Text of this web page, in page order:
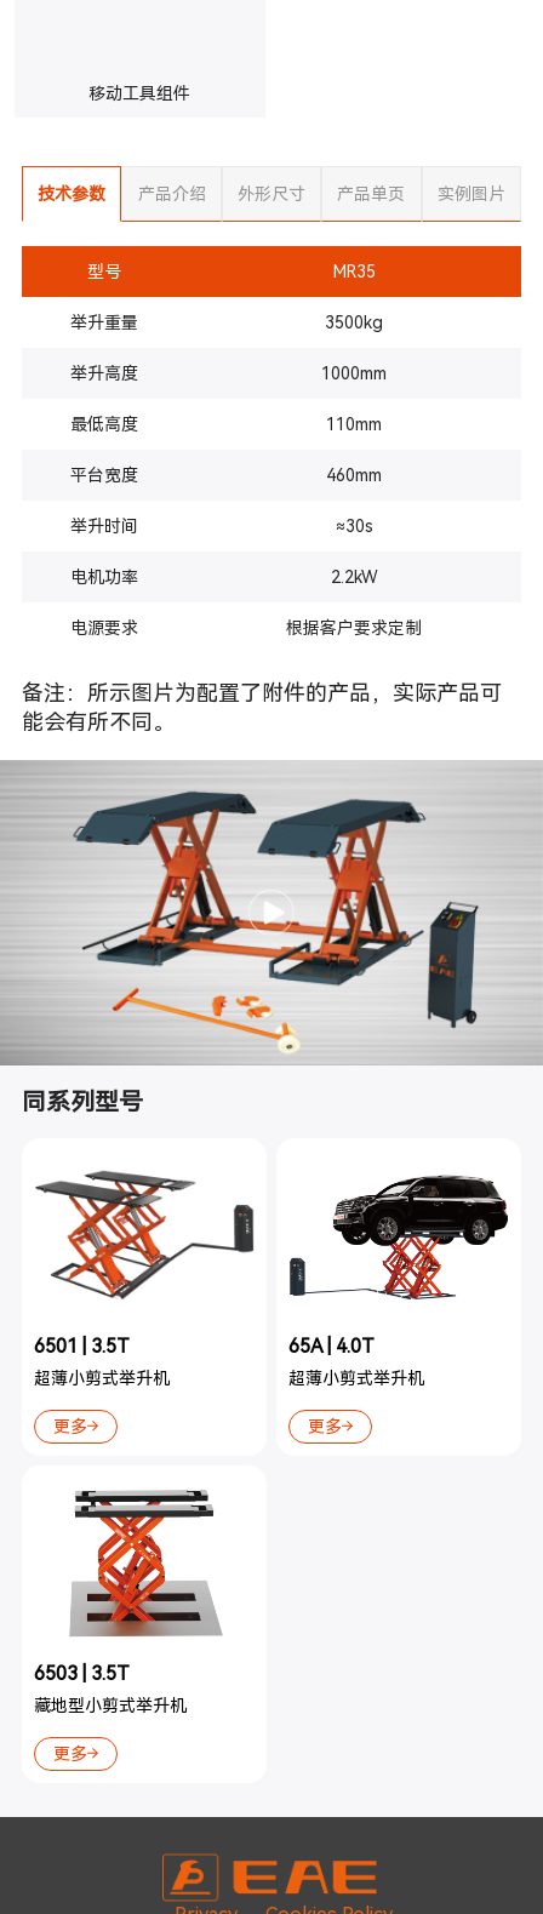
移动工具组件
技术参数 产品介绍 外形尺寸 产品单页 实例图片
型号 MR35
举升重量 3500kg
举升高度 1000mm
最低高度 110mm
平台宽度 460mm
举升时间 ≈30s
电机功率 2.2kW
电源要求 根据客户要求定制
备注：所示图片为配置了附件的产品，实际产品可
能会有所不同。
同系列型号
6501 | 3.5T
超薄小剪式举升机
更多
65A | 4.0T
超薄小剪式举升机
更多
6503 | 3.5T
藏地型小剪式举升机
更多